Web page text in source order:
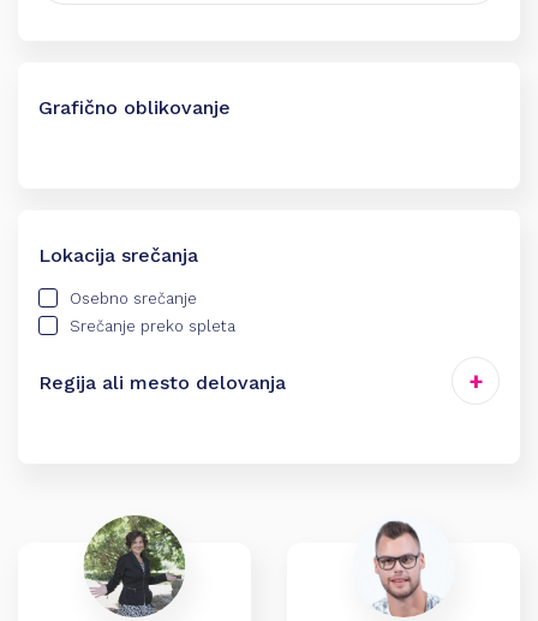
Grafično oblikovanje
Lokacija srečanja
Osebno srečanje
Srečanje preko spleta
Regija ali mesto delovanja
Kamnik
Koper
Koroška